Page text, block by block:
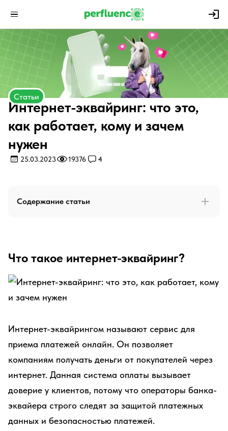
Статьи
Интернет-эквайринг: что это,
как работает, кому и зачем
нужен
25.03.2023 19376 4
Содержание статьи
Что такое интернет-эквайринг?
Интернет-эквайрингом называют сервис для
приема платежей онлайн. Он позволяет
компаниям получать деньги от покупателей через
интернет. Данная система оплаты вызывает
доверие у клиентов, потому что операторы банка-
эквайера строго следят за защитой платежных
данных и безопасностью платежей.